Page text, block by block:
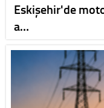
Eskişehir'de
a…